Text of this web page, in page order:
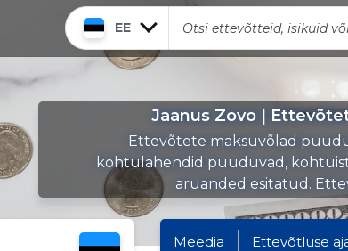
EE
Jaanus Zovo |
Ettevõtete maksuvõlad
kohtulahendid puuduvad,
aruanded esitatud.
Meedia Ettevõtluse